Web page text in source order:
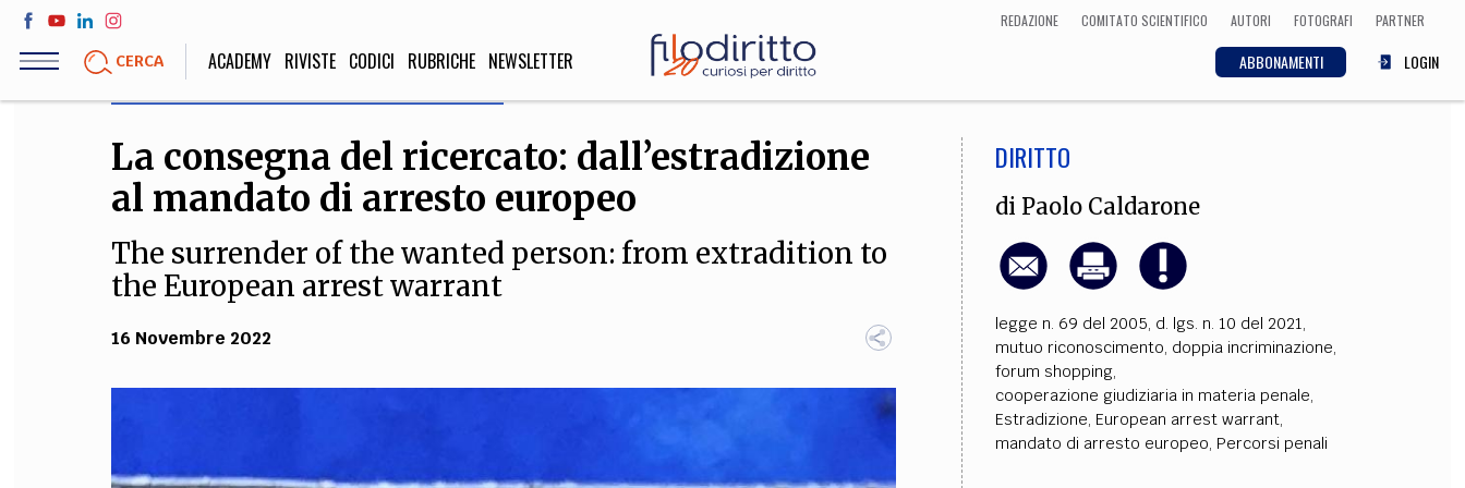
Salta
contenuto
REDAZIONE COMITATO SCIENTIFICO AUTORI FOTOGRAFI PARTNER
CERCA ABBONAMENTI LOGIN
ACADEMY RIVISTE CODICI RUBRICHE NEWSLETTER
LIFE STYLE
Sport, Cucina, Viaggi,
SOCIETÀ
Politica, Attualità,
ECONOMIA
Architettura, Ingegneria
CULTURA
Arte, Cinema, Musica,
Letteratura
La consegna del ricercato: dall’estradizione
al mandato di arresto europeo
The surrender of the wanted person: from extradition to
the European arrest warrant
16 Novembre 2022
DIRITTO
di Paolo Caldarone
legge n. 69 del 2005, d. lgs. n. 10 del 2021,
mutuo riconoscimento, doppia incriminazione,
forum shopping,
cooperazione giudiziaria in materia penale,
Estradizione, European arrest warrant,
mandato di arresto europeo, Percorsi penali